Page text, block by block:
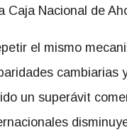
Caja Nacional de
el mismo
un superávit